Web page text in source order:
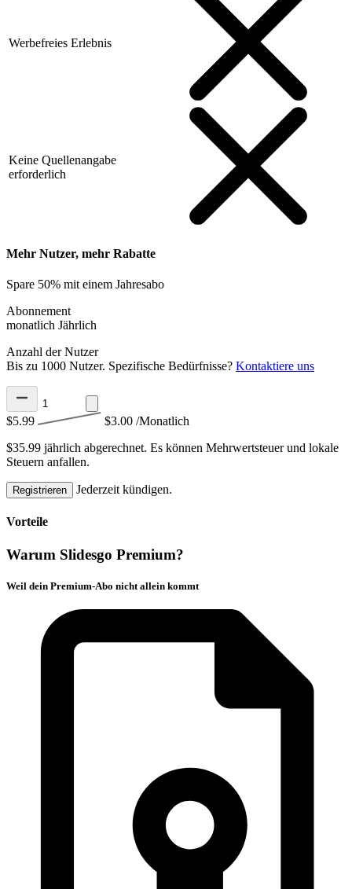
Werbefreies Erlebnis
Keine Quellenangabe
erforderlich
Mehr Nutzer, mehr Rabatte
Spare 50% mit einem Jahresabo
Abonnement
monatlich Jährlich
Anzahl der Nutzer
Bis zu 1000 Nutzer. Spezifische Bedürfnisse? Kontaktiere uns
$5.99 $3.00 /Monatlich
$35.99 jährlich abgerechnet. Es können Mehrwertsteuer und lokale
Steuern anfallen.
Registrieren Jederzeit kündigen.
Vorteile
Warum Slidesgo Premium?
Weil dein Premium-Abo nicht allein kommt